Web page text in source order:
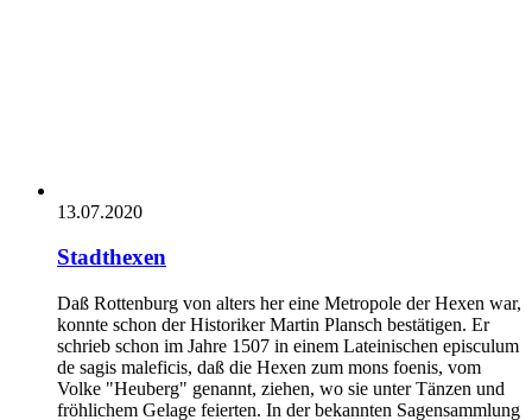
13.07.2020
Stadthexen
Daß Rottenburg von alters her eine Metropole der Hexen war,
konnte schon der Historiker Martin Plansch bestätigen. Er
schrieb schon im Jahre 1507 in einem Lateinischen episculum
de sagis maleficis, daß die Hexen zum mons foenis, vom
Volke "Heuberg" genannt, ziehen, wo sie unter Tänzen und
fröhlichem Gelage feierten. In der bekannten Sagensammlung